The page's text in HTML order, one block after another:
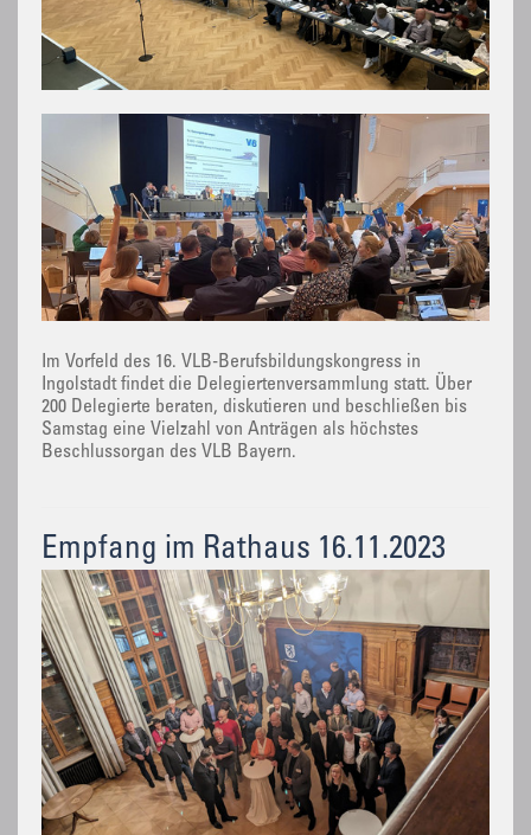
Im Vorfeld des 16. VLB-Berufsbildungskongress in
Ingolstadt findet die Delegiertenversammlung statt. Über
200 Delegierte beraten, diskutieren und beschließen bis
Samstag eine Vielzahl von Anträgen als höchstes
Beschlussorgan des VLB Bayern.
Empfang im Rathaus 16.11.2023